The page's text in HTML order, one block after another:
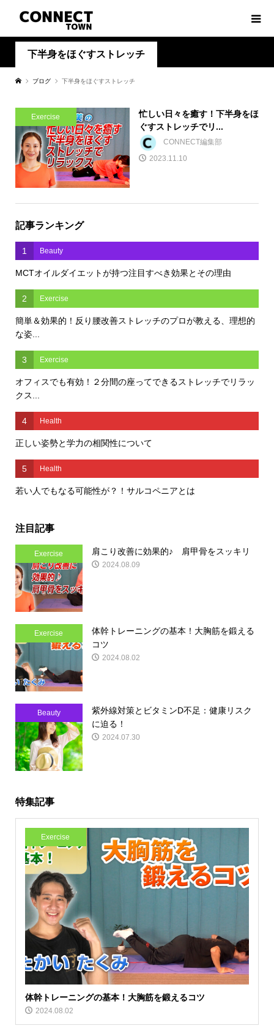
下半身をほぐすストレッチ
ブログ 下半身をほぐすストレッチ
Exercise
忙しい日々を癒す！下半身をほ
ぐすストレッチでリ...
CONNECT編集部
2023.11.10
記事ランキング
1 Beauty
MCTオイルダイエットが持つ注目すべき効果とその理由
2 Exercise
簡単＆効果的！反り腰改善ストレッチのプロが教える、理想的
な姿...
3 Exercise
オフィスでも有効！２分間の座ってできるストレッチでリラッ
クス...
4 Health
正しい姿勢と学力の相関性について
5 Health
若い人でもなる可能性が？！サルコペニアとは
注目記事
Exercise 肩こり改善に効果的♪ 肩甲骨をスッキリ
2024.08.09
Exercise
体幹トレーニングの基本！大胸筋を鍛える
コツ
2024.08.02
Beauty
紫外線対策とビタミンD不足：健康リスク
に迫る！
2024.07.30
特集記事
Exercise
体幹トレーニングの基本！大胸筋を鍛えるコツ
2024.08.02